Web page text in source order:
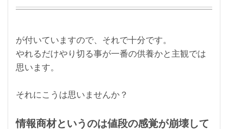
が付いていますので、それで十分です。
やれるだけやり切る事が一番の供養かと主観では
思います。
それにこうは思いませんか？
情報商材というのは値段の感覚が崩壊して